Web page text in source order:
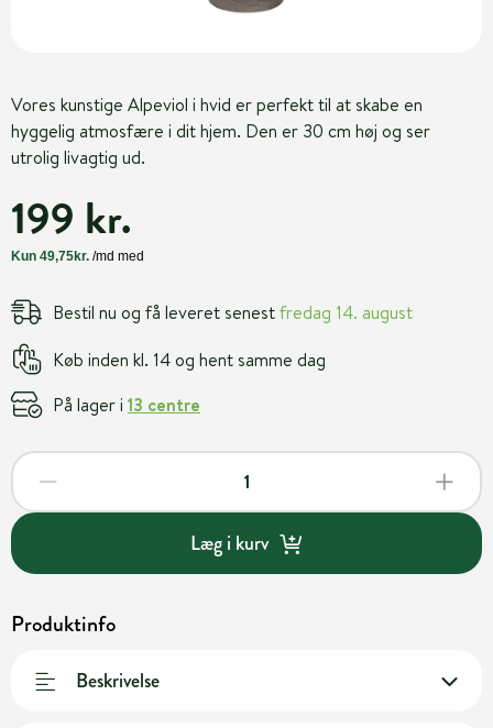
Vores kunstige Alpeviol i hvid er perfekt til at skabe en
hyggelig atmosfære i dit hjem. Den er 30 cm høj og ser
utrolig livagtig ud.
199 kr.
Bestil nu og få leveret senestfredag 14. august
Køb inden kl. 14 og hent samme dag
På lager i 13 centre
Læg i kurv
Produktinfo
Beskrivelse